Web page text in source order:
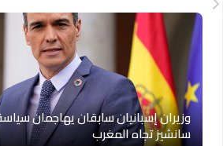
وزيران إسبانيان سابقان يهاجمان
سانشيز تجاه المغرب